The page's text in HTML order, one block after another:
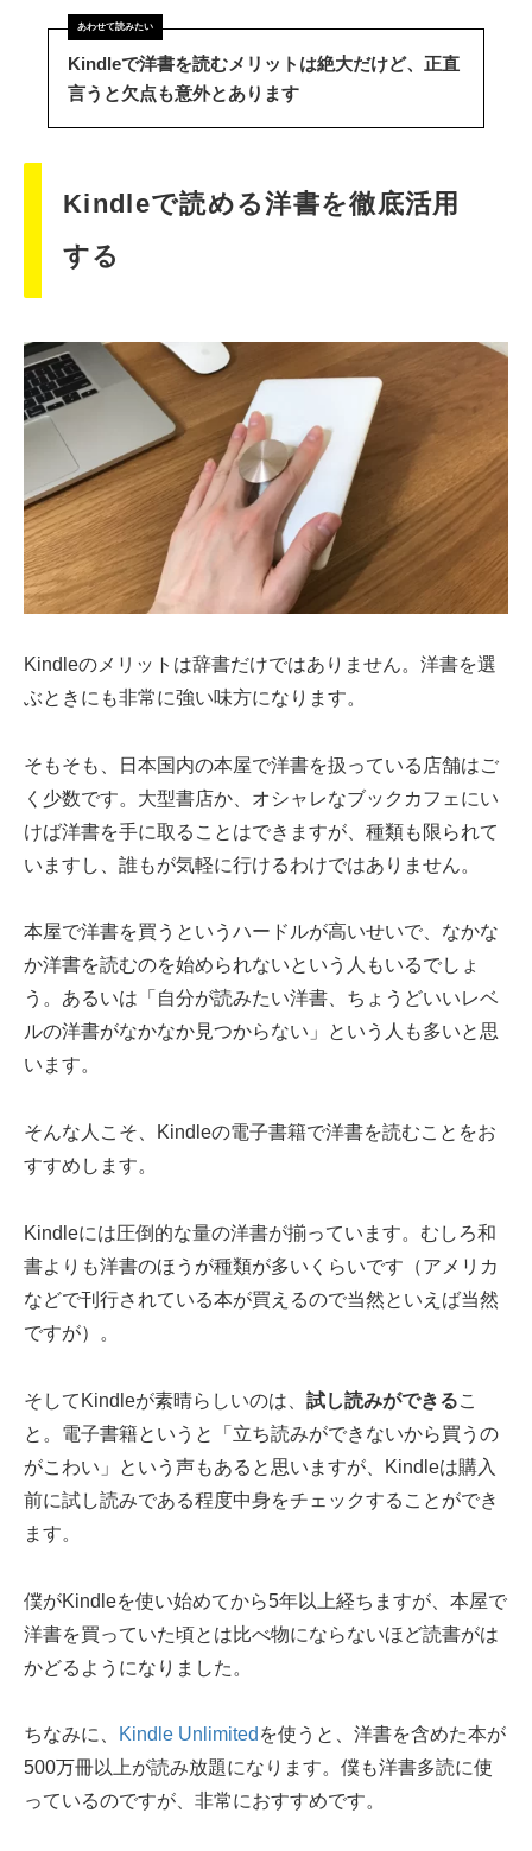
Kindleで洋書を読むメリットは絶大だけど、正直
言うと欠点も意外とあります
Kindleで読める洋書を徹底活用
する
Kindleのメリットは辞書だけではありません。洋書を選
ぶときにも非常に強い味方になります。
そもそも、日本国内の本屋で洋書を扱っている店舗はご
く少数です。大型書店か、オシャレなブックカフェにい
けば洋書を手に取ることはできますが、種類も限られて
いますし、誰もが気軽に行けるわけではありません。
本屋で洋書を買うというハードルが高いせいで、なかな
か洋書を読むのを始められないという人もいるでしょ
う。あるいは「自分が読みたい洋書、ちょうどいいレベ
ルの洋書がなかなか見つからない」という人も多いと思
います。
そんな人こそ、Kindleの電子書籍で洋書を読むことをお
すすめします。
Kindleには圧倒的な量の洋書が揃っています。むしろ和
書よりも洋書のほうが種類が多いくらいです（アメリカ
などで刊行されている本が買えるので当然といえば当然
ですが）。
そしてKindleが素晴らしいのは、 試し読みができるこ
と。電子書籍というと「立ち読みができないから買うの
がこわい」という声もあると思いますが、Kindleは購入
前に試し読みである程度中身をチェックすることができ
ます。
僕がKindleを使い始めてから5年以上経ちますが、本屋で
洋書を買っていた頃とは比べ物にならないほど読書がは
かどるようになりました。
ちなみに、 Kindle Unlimited を使うと、洋書を含めた本が
500万冊以上が読み放題になります。僕も洋書多読に使
っているのですが、非常におすすめです。